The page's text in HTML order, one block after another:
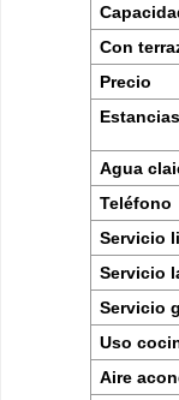
Con
Precio
Agua
Teléfono
Servicio
Servicio
Servicio
Uso
Aire